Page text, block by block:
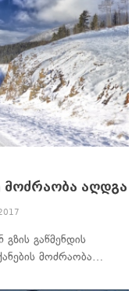
აღდგა
გაწმენდის
მოძრაობა…